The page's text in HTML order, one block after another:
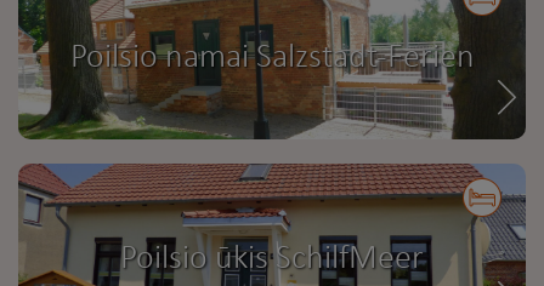
Poilsio namai Salzstadt-Ferien
Poilsio ūkis SchilfMeer